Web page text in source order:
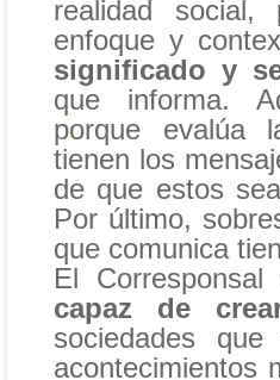
realidad
enfoque y
significado y
que informa.
porque evalúa
tienen los
de que estos
Por último,
que comunica
El
capaz de
sociedades
acontecimientos